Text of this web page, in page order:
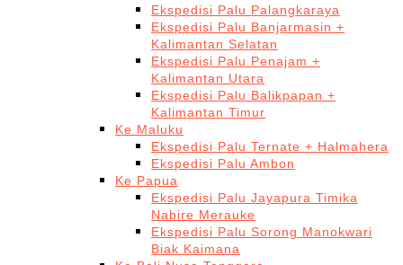
Ekspedisi Palu Palangkaraya
Ekspedisi Palu Banjarmasin +
Kalimantan Selatan
Ekspedisi Palu Penajam +
Kalimantan Utara
Ekspedisi Palu Balikpapan +
Kalimantan Timur
Ke Maluku
Ekspedisi Palu Ternate + Halmahera
Ekspedisi Palu Ambon
Ke Papua
Ekspedisi Palu Jayapura Timika
Nabire Merauke
Ekspedisi Palu Sorong Manokwari
Biak Kaimana